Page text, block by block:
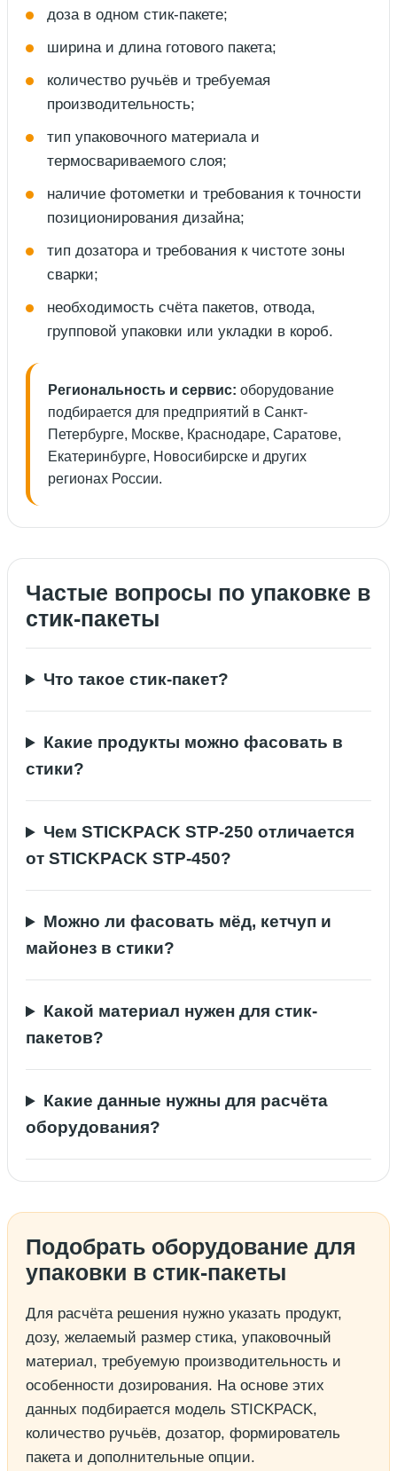
доза в одном стик-пакете;
ширина и длина готового пакета;
количество ручьёв и требуемая
производительность;
тип упаковочного материала и
термосвариваемого слоя;
наличие фотометки и требования к точности
позиционирования дизайна;
тип дозатора и требования к чистоте зоны
сварки;
необходимость счёта пакетов, отвода,
групповой упаковки или укладки в короб.
Региональность и сервис: оборудование
подбирается для предприятий в Санкт-
Петербурге, Москве, Краснодаре, Саратове,
Екатеринбурге, Новосибирске и других
регионах России.
Частые вопросы по упаковке в
стик-пакеты
Что такое стик-пакет?
Какие продукты можно фасовать в
стики?
Чем STICKPACK STP-250 отличается
от STICKPACK STP-450?
Можно ли фасовать мёд, кетчуп и
майонез в стики?
Какой материал нужен для стик-
пакетов?
Какие данные нужны для расчёта
оборудования?
Подобрать оборудование для
упаковки в стик-пакеты
Для расчёта решения нужно указать продукт,
дозу, желаемый размер стика, упаковочный
материал, требуемую производительность и
особенности дозирования. На основе этих
данных подбирается модель STICKPACK,
количество ручьёв, дозатор, формирователь
пакета и дополнительные опции.